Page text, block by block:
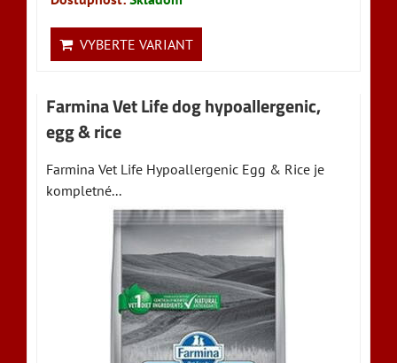
VYBERTE VARIANT
Farmina Vet Life dog hypoallergenic,
egg & rice
Farmina Vet Life Hypoallergenic Egg & Rice je
kompletné...